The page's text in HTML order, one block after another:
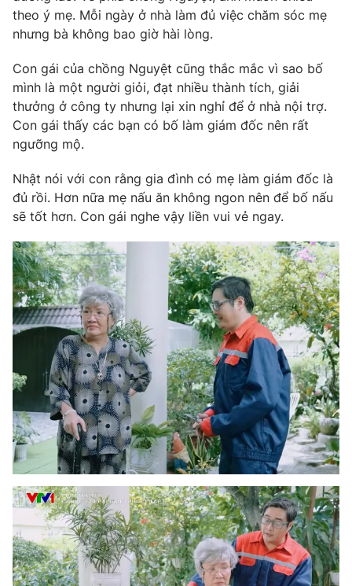
theo ý mẹ. Mỗi ngày ở nhà làm đủ việc chăm sóc mẹ
nhưng bà không bao giờ hài lòng.
Con gái của chồng Nguyệt cũng thắc mắc vì sao bố
mình là một người giỏi, đạt nhiều thành tích, giải
thưởng ở công ty nhưng lại xin nghỉ để ở nhà nội trợ.
Con gái thấy các bạn có bố làm giám đốc nên rất
ngưỡng mộ.
Nhật nói với con rằng gia đình có mẹ làm giám đốc là
đủ rồi. Hơn nữa mẹ nấu ăn không ngon nên để bố nấu
sẽ tốt hơn. Con gái nghe vậy liền vui vẻ ngay.